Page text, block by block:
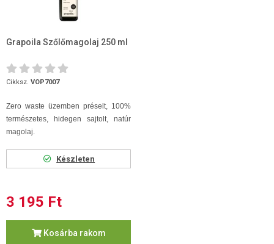
Grapoila Szőlőmagolaj 250 ml
Cikksz. VOP7007
Zero waste üzemben préselt, 100%
természetes, hidegen sajtolt, natúr
magolaj.
Készleten
3 195 Ft
Kosárba rakom